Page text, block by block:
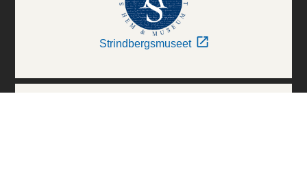
Strindbergsmuseet